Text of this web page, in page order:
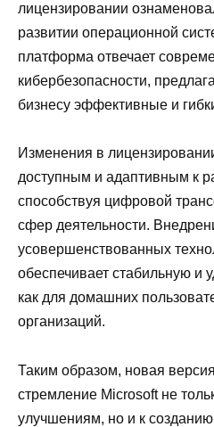
лицензировании
развитии операционной
платформа отвечает
кибербезопасности,
бизнесу эффективные и
Изменения в
доступным и адаптивным к
способствуя цифровой
сфер деятельности.
усовершенствованных
обеспечивает стабильную и
как для домашних
организаций.
Таким образом, новая
стремление Microsoft не
улучшениям, но и к